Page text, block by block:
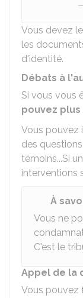
Vous devez
les
d'identité.
Débats à
Si vous vous
pouvez
Vous pouvez
des
témoins...Si
interventions
À
Vous ne
C'est le
Appel de la
Vous pouvez